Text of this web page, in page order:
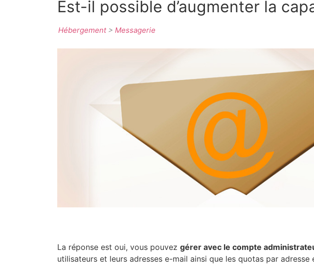
Est-il possible d’augmenter la
Hébergement> Messagerie
La réponse est oui, vous pouvez gérer avec le compte
utilisateurs et leurs adresses e-mail ainsi que les quotas par adresse